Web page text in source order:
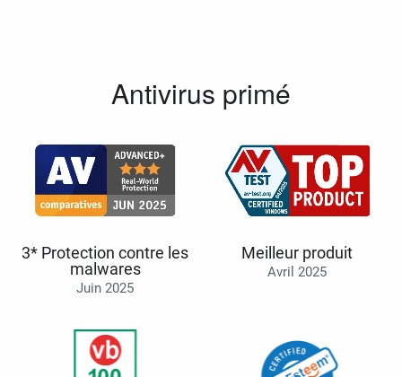
Antivirus primé
3* Protection contre les
malwares
Juin 2025
Meilleur produit
Avril 2025